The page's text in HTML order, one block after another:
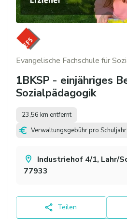
Evangelische Fachschule für
1BKSP - einjähriges
Sozialpädagogik
23,56 km entfernt
Verwaltungsgebühr pro
Industriehof 4/1, Lahr/
77933
Teilen